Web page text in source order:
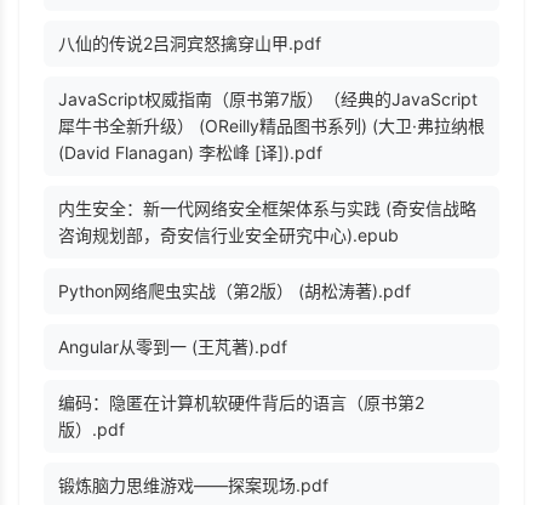
八仙的传说2吕洞宾怒擒穿山甲.pdf
JavaScript权威指南（原书第7版）（经典的JavaScript
犀牛书全新升级） (OReilly精品图书系列) (大卫·弗拉纳根
(David Flanagan) 李松峰 [译]).pdf
内生安全：新一代网络安全框架体系与实践 (奇安信战略
咨询规划部，奇安信行业安全研究中心).epub
Python网络爬虫实战（第2版） (胡松涛著).pdf
Angular从零到一 (王芃著).pdf
编码：隐匿在计算机软硬件背后的语言（原书第2
版）.pdf
锻炼脑力思维游戏——探案现场.pdf